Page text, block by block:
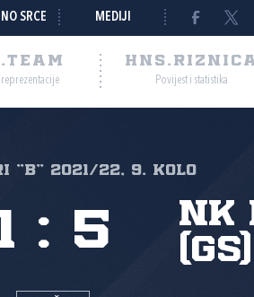
SRCE MEDIJI
reprezentacije Povijest i statistika
"B" 2021/22, 9. kolo
NK
(GS)
: 5